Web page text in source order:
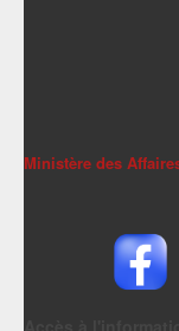
Ministère des